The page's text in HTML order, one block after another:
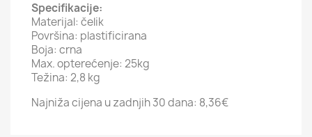
Specifikacije:
Materijal: čelik
Površina: plastificirana
Boja: crna
Max. opterećenje: 25kg
Težina: 2,8 kg
Najniža cijena u zadnjih 30 dana: 8,36€